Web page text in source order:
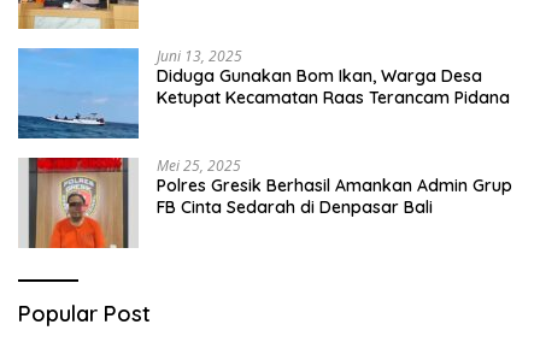
Juni 13, 2025
Diduga Gunakan Bom Ikan, Warga Desa
Ketupat Kecamatan Raas Terancam Pidana
Mei 25, 2025
Polres Gresik Berhasil Amankan Admin Grup
FB Cinta Sedarah di Denpasar Bali
Popular Post